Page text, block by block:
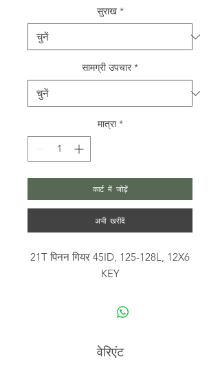
सुराख *
सामग्री उपचार *
मात्रा *
कार्ट में जोड़ें
अभी खरीदें
21T पिनन गियर 45ID, 125-128L, 12X6
KEY
वेरिएंट